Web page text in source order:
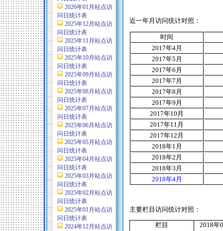
2026年01月站点访
问日统计表
2025年12月站点访
问日统计表
2025年11月站点访
问日统计表
2025年10月站点访
问日统计表
2025年09月站点访
问日统计表
2025年08月站点访
问日统计表
2025年07月站点访
问日统计表
2025年06月站点访
问日统计表
2025年05月站点访
问日统计表
2025年04月站点访
问日统计表
2025年03月站点访
问日统计表
2025年02月站点访
问日统计表
2025年01月站点访
问日统计表
2024年12月站点访
近一年月访问统计对照：
时间
2017年4月
2017年5 月
2017年6 月
2017年7 月
2017年8 月
2017年9 月
2017年10 月
2017年11 月
2017年12 月
2018年1 月
2018年2 月
2018年3 月
2018年4月
主要栏目访问统计对照：
栏目
2018年